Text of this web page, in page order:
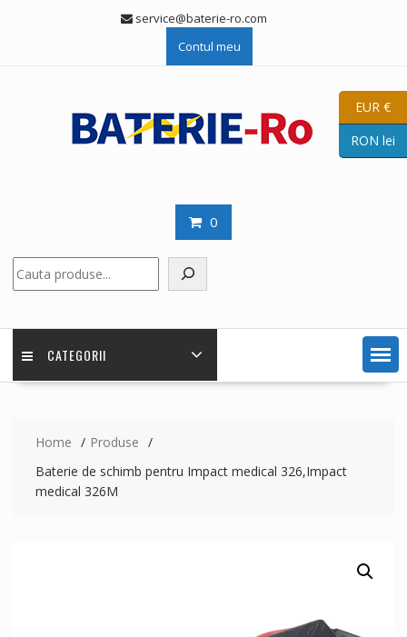
service@baterie-ro.com
Contul meu
0
CATEGORII
Home
Produse
Baterie de schimb pentru Impact medical 326,Impact
medical 326M
EUR €
RON lei